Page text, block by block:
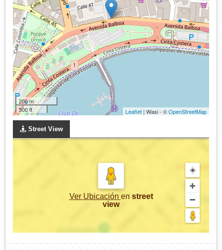
200 m
500 ft
Leaflet | Wasi - ©OpenStreetMap
Street View
Ver Ubicación en street
view